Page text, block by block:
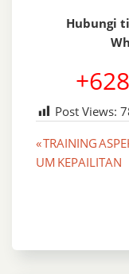
Hubungi
Post Views:
Post
« TRAINING
UM KEPAILITAN